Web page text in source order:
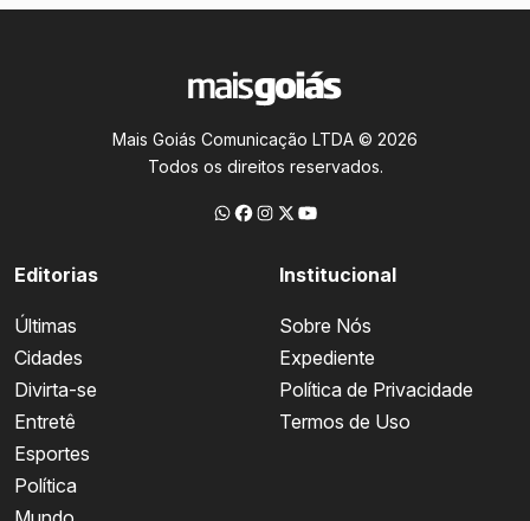
Mais Goiás Comunicação LTDA © 2026
Todos os direitos reservados.
Editorias
Últimas
Cidades
Divirta-se
Entretê
Esportes
Política
Institucional
Sobre Nós
Expediente
Política de Privacidade
Termos de Uso